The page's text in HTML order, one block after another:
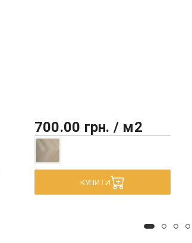
700.00 грн. / м2
КУПИТИ